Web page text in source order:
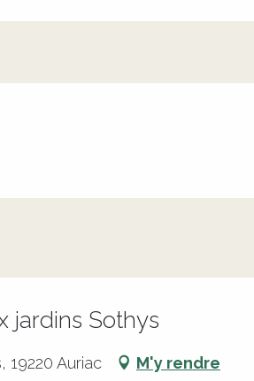
jardins Sothys
19220 Auriac M'y rendre